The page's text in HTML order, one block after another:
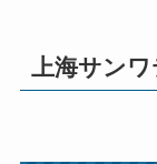
上海サン